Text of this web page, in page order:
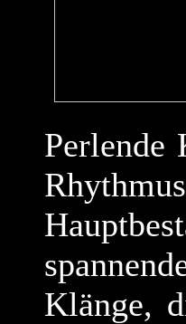
Perlende
Klänge,